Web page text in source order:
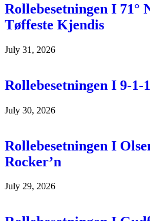
Rollebesetningen I 71°
Tøffeste Kjendis
July 31, 2026
Rollebesetningen I 9-1-1
July 30, 2026
Rollebesetningen I
Rocker’n
July 29, 2026